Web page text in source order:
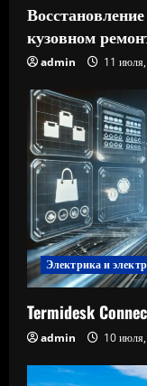
кузовном
admin 11
Электрика и
Termidesk
admin 10